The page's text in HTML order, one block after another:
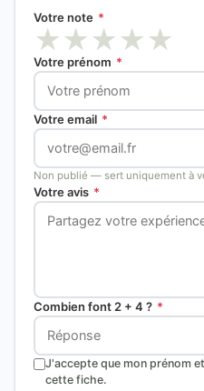
Votre note *
★★★★★
Votre prénom *
Votre email *
Non publié — sert uniquement à
Votre avis *
Combien font 2 + 4 ? *
J'accepte que mon prénom
cette fiche.